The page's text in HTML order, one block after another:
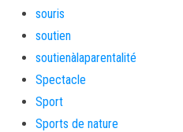
souris
soutien
soutienàlaparentalité
Spectacle
Sport
Sports de nature